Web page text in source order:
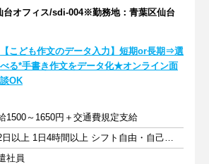
台オフィス/sdi-004※勤務地：青葉区仙台
【こども作文のデータ入力】短期or長期⇒選
べる*手書き作文をデータ化★オンライン面
談OK
1500～1650円＋交通費規定支給
週2日以上 1日4時間以上 シフト自由・自己申告
社員